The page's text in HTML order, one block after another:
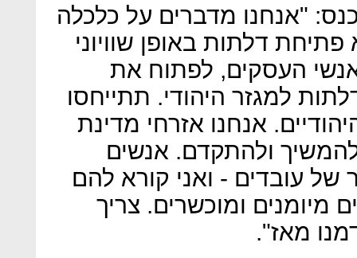
"אנחנו מדברים על כלכלה
דלתות באופן שוויוני
העסקים, לפתוח את
למגזר היהודי. תתייחסו
אנחנו אזרחי מדינת
להמשיך ולהתקדם. אנשים
של עובדים - ואני קורא להם
מיומנים ומוכשרים. צריך